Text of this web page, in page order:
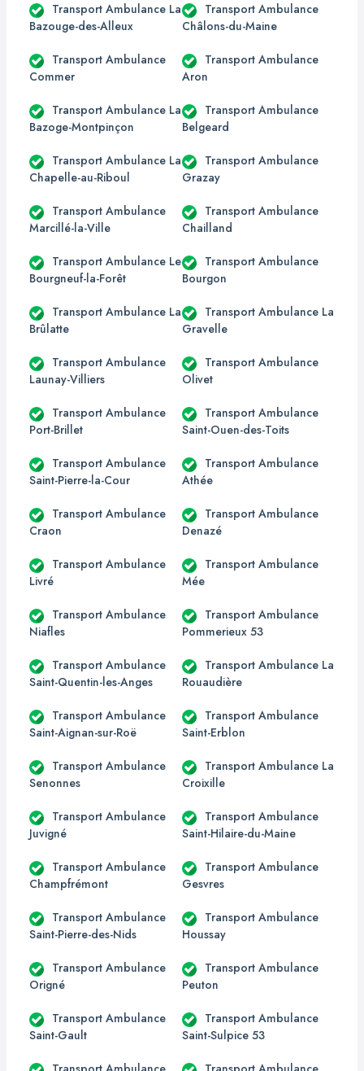
Transport Ambulance La
Bazouge-des-Alleux
Transport Ambulance
Châlons-du-Maine
Transport Ambulance
Commer
Transport Ambulance
Aron
Transport Ambulance La
Bazoge-Montpinçon
Transport Ambulance
Belgeard
Transport Ambulance La
Chapelle-au-Riboul
Transport Ambulance
Grazay
Transport Ambulance
Marcillé-la-Ville
Transport Ambulance
Chailland
Transport Ambulance Le
Bourgneuf-la-Forêt
Transport Ambulance
Bourgon
Transport Ambulance La
Brûlatte
Transport Ambulance La
Gravelle
Transport Ambulance
Launay-Villiers
Transport Ambulance
Olivet
Transport Ambulance
Port-Brillet
Transport Ambulance
Saint-Ouen-des-Toits
Transport Ambulance
Saint-Pierre-la-Cour
Transport Ambulance
Athée
Transport Ambulance
Craon
Transport Ambulance
Denazé
Transport Ambulance
Livré
Transport Ambulance
Mée
Transport Ambulance
Niafles
Transport Ambulance
Pommerieux 53
Transport Ambulance
Saint-Quentin-les-Anges
Transport Ambulance La
Rouaudière
Transport Ambulance
Saint-Aignan-sur-Roë
Transport Ambulance
Saint-Erblon
Transport Ambulance
Senonnes
Transport Ambulance La
Croixille
Transport Ambulance
Juvigné
Transport Ambulance
Saint-Hilaire-du-Maine
Transport Ambulance
Champfrémont
Transport Ambulance
Gesvres
Transport Ambulance
Saint-Pierre-des-Nids
Transport Ambulance
Houssay
Transport Ambulance
Origné
Transport Ambulance
Peuton
Transport Ambulance
Saint-Gault
Transport Ambulance
Saint-Sulpice 53